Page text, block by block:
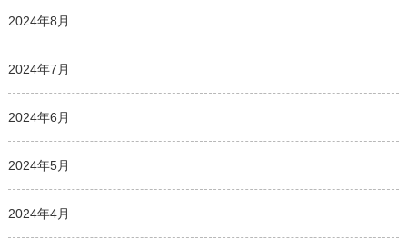
2024年8月
2024年7月
2024年6月
2024年5月
2024年4月